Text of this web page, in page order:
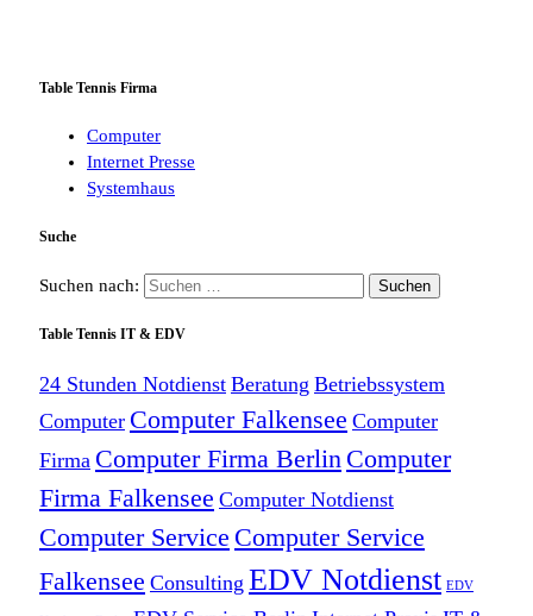
Table Tennis Firma
Computer
Internet Presse
Systemhaus
Suche
Suchen nach:
Table Tennis IT & EDV
24 Stunden Notdienst Beratung Betriebssystem
Computer Computer Falkensee Computer
Firma Computer Firma Berlin Computer
Firma Falkensee Computer Notdienst
Computer Service Computer Service
Falkensee Consulting EDV Notdienst EDV